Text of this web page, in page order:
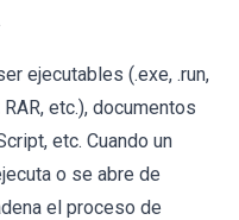
ejecutables (.exe, .run,
etc.), documentos
etc. Cuando un
o se abre de
el proceso de